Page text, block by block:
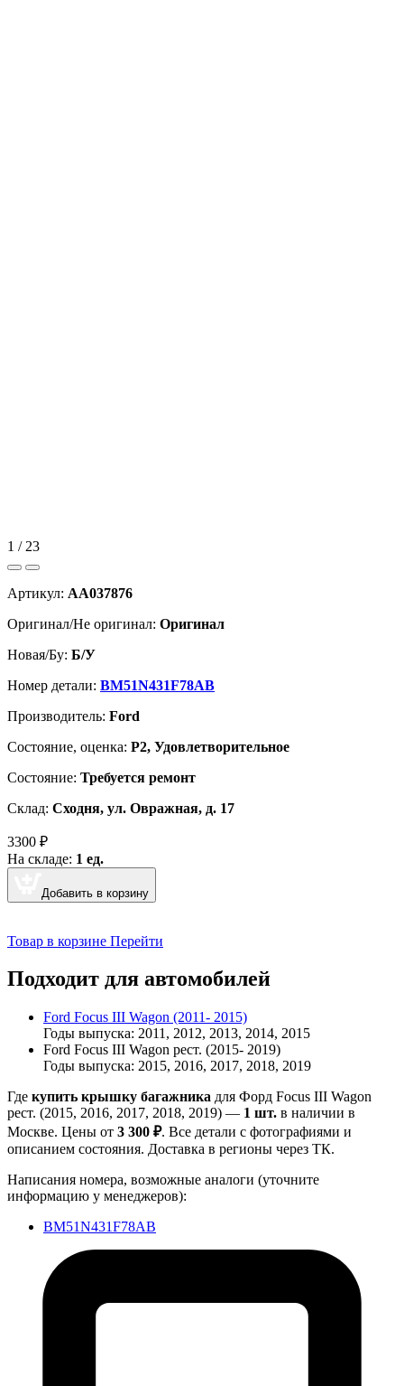
1 / 23
Артикул: AA037876
Оригинал/Не оригинал: Оригинал
Новая/Бу: Б/У
Номер детали: BM51N431F78AB
Производитель: Ford
Cостояние, оценка: Р2, Удовлетворительное
Состояние: Требуется ремонт
Склад: Сходня, ул. Овражная, д. 17
3300 ₽
На складе: 1 ед.
Добавить в корзину
Товар в корзине Перейти
Подходит для автомобилей
Ford Focus III Wagon (2011- 2015)
Годы выпуска: 2011, 2012, 2013, 2014, 2015
Ford Focus III Wagon рест. (2015- 2019)
Годы выпуска: 2015, 2016, 2017, 2018, 2019
Где купить крышку багажника для Форд Focus III Wagon
рест. (2015, 2016, 2017, 2018, 2019) — 1 шт. в наличии в
Москве. Цены от 3 300 ₽. Все детали с фотографиями и
описанием состояния. Доставка в регионы через ТК.
Написания номера, возможные аналоги (уточните
информацию у менеджеров):
BM51N431F78AB